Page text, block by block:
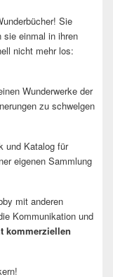
Sie
sie einmal in ihren
nicht mehr los:
Wunderwerke der
zu schwelgen
und Katalog für
eigenen Sammlung
mit anderen
Kommunikation und
kommerziellen